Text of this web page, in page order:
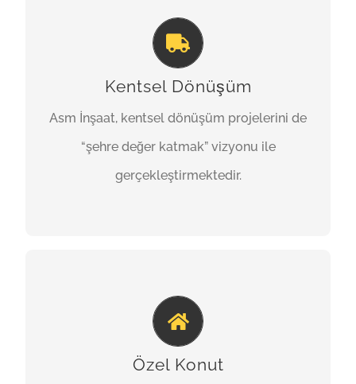
Kentsel Dönüşüm
Asm İnşaat, kentsel dönüşüm projelerini de
“şehre değer katmak” vizyonu ile
gerçekleştirmektedir.
Kentsel dönüşümde, fiziki, ekonomik, sosyal
ve çevresel ihtiyaçlara cevap veren, doğal
risk faktörlerinin en aza indirildiği sağlıklı
yaşam çevrelerine dönüştürülmesi
konularında destek veriyoruz.
Özel Konut
kişiye ve mekana özel tasarım ve üretim
hizmeti sunmaktayız, Tasarım ön çalışması
sonrası, üç boyutlu olarak müşteriye proje